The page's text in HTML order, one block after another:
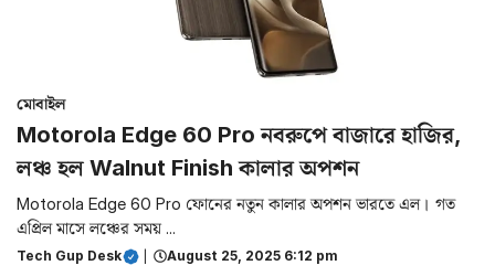
মোবাইল
Motorola Edge 60 Pro নবরুপে বাজারে হাজির,
লঞ্চ হল Walnut Finish কালার অপশন
Motorola Edge 60 Pro ফোনের নতুন কালার অপশন ভারতে এল। গত
এপ্রিল মাসে লঞ্চের সময় ...
Tech Gup Desk August 25, 2025 6:12 pm